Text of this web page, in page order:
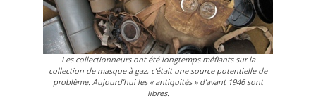
Les collectionneurs ont été longtemps méfiants sur la
collection de masque à gaz, c’était une source potentielle de
problème. Aujourd’hui les « antiquités » d’avant 1946 sont
libres.